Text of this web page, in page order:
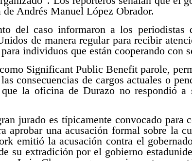
Andrés Manuel López Obrador.
del caso informaron a los periodistas
de manera regular para recibir
individuos que están cooperando con
Significant Public Benefit parole,
consecuencias de cargos actuales o
la oficina de Durazo no respondió a
jurado es típicamente convocado para
aprobar una acusación formal sobre la
emitió la acusación contra el
su extradición por el gobierno